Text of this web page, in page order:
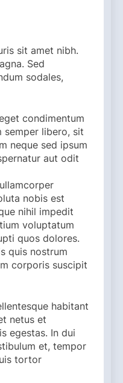
sit amet nibh.
Sed
sodales,
condimentum
semper libero, sit
neque sed ipsum
aut odit
nobis est
nihil impedit
voluptatum
quos dolores.
quis nostrum
corporis suscipit
habitant
netus et
egestas. In dui
et, tempor
tortor